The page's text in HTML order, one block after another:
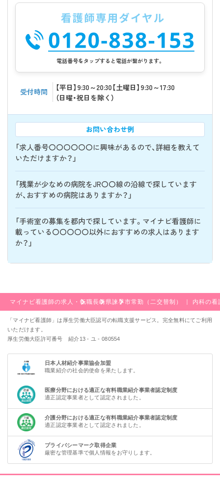
電話番号をタップすると電話が繋がります。
受付時間
【平日】9:30～20:30【土曜日】9:30～17:30
（日曜・祝日を除く）
お問い合わせ例
「求人番号〇〇〇〇〇〇に興味があるので、詳細を教えて
いただけますか？」
「残業が少なめの病院をJR〇〇線の沿線で探しています
が、おすすめの病院はありますか？」
「手術室の募集を都内で探しています。マイナビ看護師に
載っている〇〇〇〇〇以外におすすめの求人はあります
か？」
マイナビ看護師の求人・転職長崎県諫早市常勤（二交替制） ｜ 内科の看
「マイナビ看護師」は厚生労働大臣認可の転職支援サービス。完全無料にてご利用
いただけます。
厚生労働大臣許可番号 紹介13 - ユ - 080554
日本人材紹介事業協会加盟
職業紹介の社会的使命を果たします。
医療分野における適正な有料職業紹介事業者認定制度
適正認定事業者として認定されました。
介護分野における適正な有料職業紹介事業者認定制度
適正認定事業者として認定されました。
プライバシーマーク取得企業
厳密な管理基準で個人情報をお守りします。